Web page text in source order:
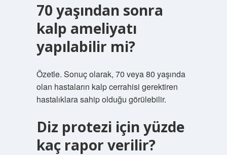
70 yaşından sonra
kalp ameliyatı
yapılabilir mi?
Özetle. Sonuç olarak, 70 veya 80 yaşında
olan hastaların kalp cerrahisi gerektiren
hastalıklara sahip olduğu görülebilir.
Diz protezi için yüzde
kaç rapor verilir?